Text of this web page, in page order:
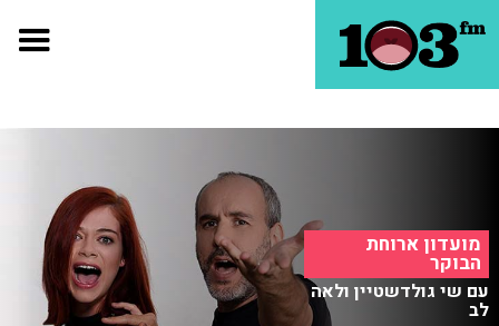
מועדון ארוחת
הבוקר
עם שי גולדשטיין ולאה
לב